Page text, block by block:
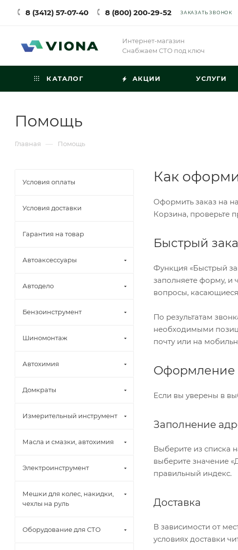
8 (3412) 57-07-40 8 (800) 200-29-52 ЗАКАЗАТЬ ЗВОНОК
Интернет-магазин
Снабжаем СТО под ключ
КАТАЛОГ АКЦИИ УСЛУГИ
Помощь
Главная — Помощь
Как
Оформить заказ на
Корзина, проверьте
Быстрый
Функция «Быстрый
заполняете форму, и
вопросы, касающиеся
По результатам
необходимыми
почту или на
Оформление
Если вы уверены в
Заполнение
Выберите из списка
выберите значение
правильный индекс.
Доставка
В зависимости от
условиях доставки
Условия оплаты
Условия доставки
Гарантия на товар
Автоаксессуары
Автодело
Бензоинструмент
Шиномонтаж
Автохимия
Домкраты
Измерительный инструмент
Масла и смазки, автохимия
Электроинструмент
Мешки для колес, накидки,
чехлы на руль
Оборудование для СТО